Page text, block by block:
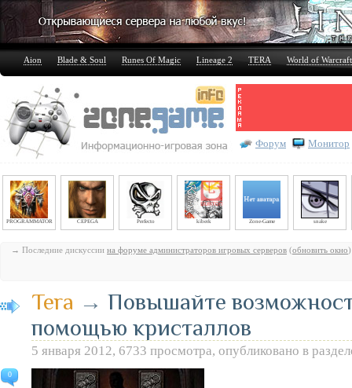
Aion Blade & Soul Runes Of Magic Lineage 2 TERA World of Warcraft
Форум Монитор
PROGRAMMATOR CEPEGA Perfecto kiberk Zone-Game snake
→ Последние дискуссии на форуме администраторов игровых серверов (обновить окно)
0
Tera → Повышайте
помощью кристаллов
5 января 2012, 6733 просмотра, опубликовано в